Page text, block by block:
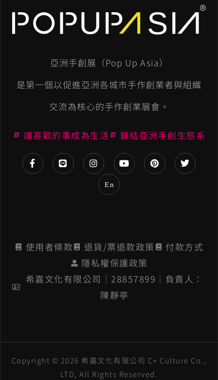
亞洲手創展（Pop Up Asia）
是第一個以促進亞洲各城市手作創業者與組織
交流為核心的手作創業展會。
讓喜歡的事成為生活 鏈結亞洲手創生態系
En
使用者條款 退貨/票退款政策
付款方式
隱私權保護政策
希嘉文化有限公司│28857899│負責人：
陳靜亭
l
t
n
i
Copyright © 2026 希嘉文化有限公司 C+ Culture Co.,
LTD, All Rights Reserved.